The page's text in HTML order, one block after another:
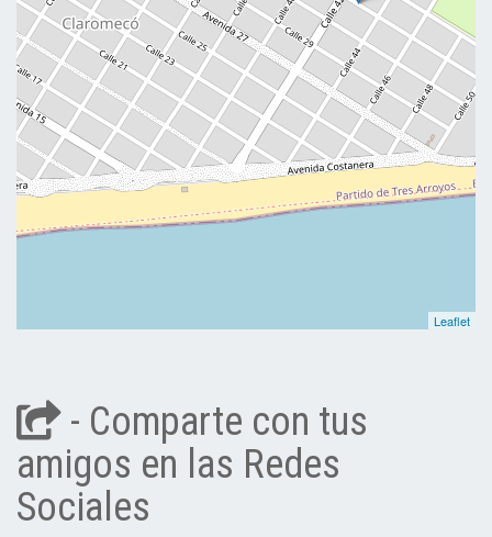
Leaflet
- Comparte con tus
amigos en las Redes
Sociales